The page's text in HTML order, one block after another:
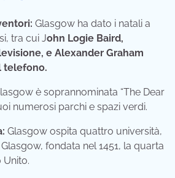
Glasgow ha dato i natali a
tra cui John Logie Baird,
e Alexander Graham
telefono.
è soprannominata “The Dear
numerosi parchi e spazi verdi.
Glasgow ospita quattro università,
fondata nel 1451, la quarta
Unito.